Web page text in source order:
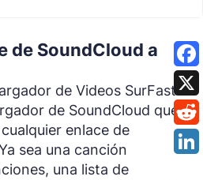
de SoundCloud a
de Videos SurFast
de SoundCloud que
enlace de
sea una canción
una lista de